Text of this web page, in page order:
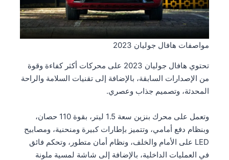
مواصفات هافال جوليان 2023
تحتوي هافال جوليان 2023 على محركات أكثر كفاءة وقوة
من الإصدارات السابقة، بالإضافة إلى تقنيات السلامة والراحة
المحدثة، وتصميم جذاب وعصري.
وتعمل على محرك بنزين سعة 1.5 ليتر، بقوة 110 حصان،
وبنظام دفع أمامي، وتتميز بإطارات كبيرة ومنحنية، ومصابيح
LED على الأمام والخلف، ونظام أمان متطور، وتحكم فائق
في العمليات الداخلية، بالإضافة إلى شاشة لمسية ملونة